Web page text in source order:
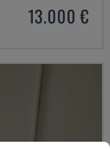
13.000 €